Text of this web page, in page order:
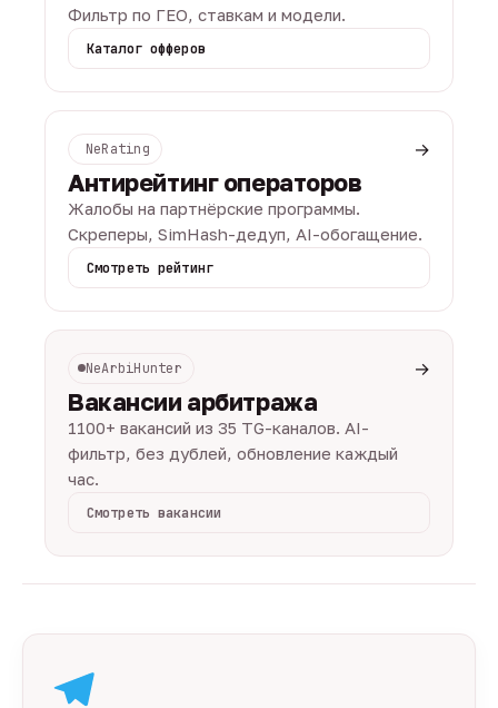
Фильтр по ГЕО, ставкам и модели.
Каталог офферов
NeRating →
Антирейтинг операторов
Жалобы на партнёрские программы.
Скреперы, SimHash-дедуп, AI-обогащение.
Смотреть рейтинг
NeArbiHunter →
Вакансии арбитража
1100+ вакансий из 35 TG-каналов. AI-
фильтр, без дублей, обновление каждый
час.
Смотреть вакансии